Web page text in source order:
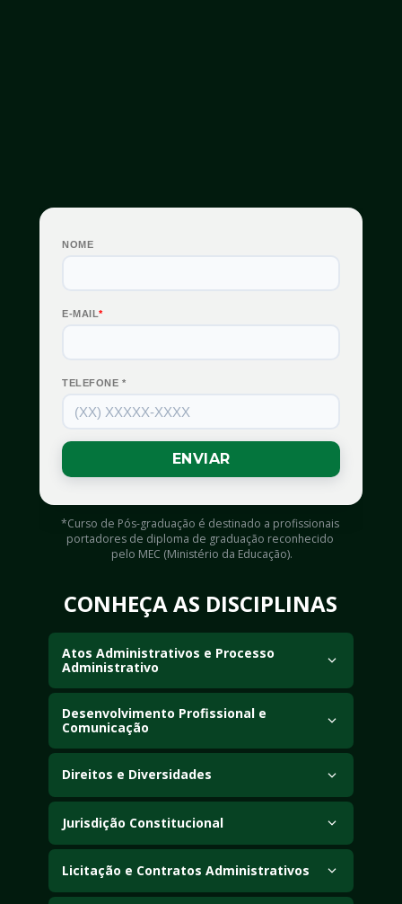
*Curso de Pós-graduação é destinado a profissionais
portadores de diploma de graduação reconhecido
pelo MEC (Ministério da Educação).
CONHEÇA AS DISCIPLINAS
Atos Administrativos e Processo
Administrativo
Estuda os atos praticados pela Administração Pública
e os procedimentos administrativos para tomada e
revisão de decisões.
Desenvolvimento Profissional e
Comunicação
Desenvolve habilidades de comunicação, liderança e
atuação estratégica no ambiente profissional.
Direitos e Diversidades
Aborda os direitos humanos, a cidadania e o respeito
à diversidade em seus diferentes aspectos sociais e
Jurisdição Constitucional
Examina os mecanismos de proteção da Constituição
e a atuação do Poder Judiciário no controle de
Licitação e Contratos Administrativos